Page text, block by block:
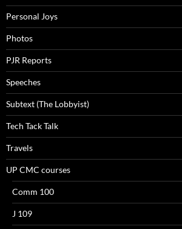
Personal Joys
Photos
PJR Reports
Speeches
Subtext (The Lobbyist)
Tech Tack Talk
Travels
UP CMC courses
Comm 100
J 109